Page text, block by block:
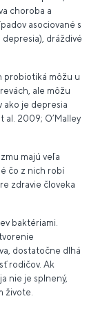
choroba a
asociované s
dráždivé
probiotiká môžu u
ale môžu
ako je depresia
al. 2009; O’Malley
majú veľa
čo z nich robí
zdravie človeka
baktériami.
dostatočne dlhá
rodičov. Ak
nie je splnený,
živote.